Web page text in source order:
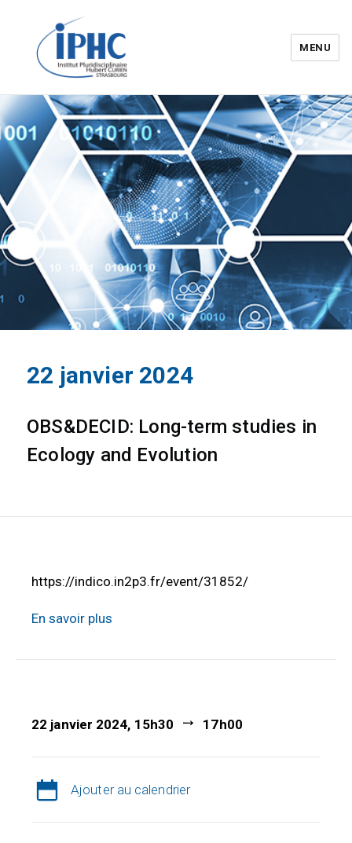
Institut pluridisciplinaire Hubert
Curien – IPHC
MENU
22 janvier 2024
OBS&DECID: Long-term studies in
Ecology and Evolution
https://indico.in2p3.fr/event/31852/
En savoir plus
22 janvier 2024, 15h30 17h00
Ajouter au calendrier